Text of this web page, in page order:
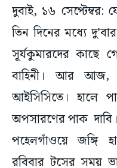
দুবাই, ১৬ সেপ্টেম্বর:
তিন দিনের মধ্যে
সূর্যকুমারদের কাছে
বাহিনী। আর আজ,
আইসিসিতে। হালে
অপসারণের পাক দাবি।
পহেলগাঁওয়ে জঙ্গি
রবিবার টসের সময়